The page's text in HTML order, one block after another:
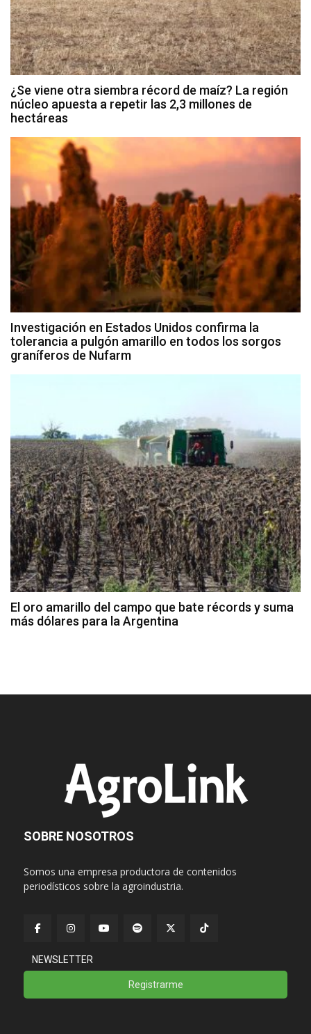
¿Se viene otra siembra récord de maíz? La región
núcleo apuesta a repetir las 2,3 millones de
hectáreas
Investigación en Estados Unidos confirma la
tolerancia a pulgón amarillo en todos los sorgos
graníferos de Nufarm
El oro amarillo del campo que bate récords y suma
más dólares para la Argentina
SOBRE NOSOTROS
Somos una empresa productora de contenidos
periodísticos sobre la agroindustria.
NEWSLETTER
Registrarme